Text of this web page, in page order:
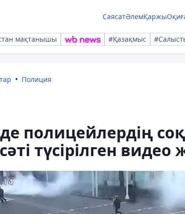
СаясатӘлемҚаржы
мақтанышы #Қазақмыс
Полиция
полицейлердің
түсірілген